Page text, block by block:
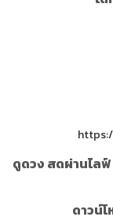
ดูดวง สดผ่านไล
ดาวน์